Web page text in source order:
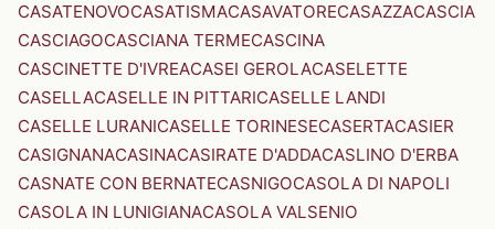
CASATENOVOCASATISMACASAVATORECASAZZACASCIA
CASCIAGOCASCIANA TERMECASCINA
CASCINETTE D'IVREACASEI GEROLACASELETTE
CASELLACASELLE IN PITTARICASELLE LANDI
CASELLE LURANICASELLE TORINESECASERTACASIER
CASIGNANACASINACASIRATE D'ADDACASLINO D'ERBA
CASNATE CON BERNATECASNIGOCASOLA DI NAPOLI
CASOLA IN LUNIGIANACASOLA VALSENIO